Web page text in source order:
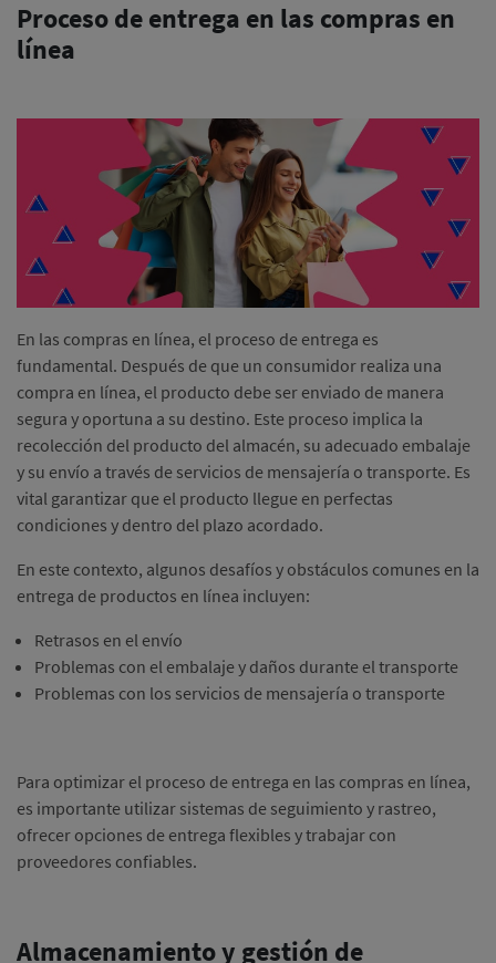
Proceso de entrega en las compras en
línea
En las compras en línea, el proceso de entrega es
fundamental. Después de que un consumidor realiza una
compra en línea, el producto debe ser enviado de manera
segura y oportuna a su destino. Este proceso implica la
recolección del producto del almacén, su adecuado embalaje
y su envío a través de servicios de mensajería o transporte. Es
vital garantizar que el producto llegue en perfectas
condiciones y dentro del plazo acordado.
En este contexto, algunos desafíos y obstáculos comunes en la
entrega de productos en línea incluyen:
Retrasos en el envío
Problemas con el embalaje y daños durante el transporte
Problemas con los servicios de mensajería o transporte
Para optimizar el proceso de entrega en las compras en línea,
es importante utilizar sistemas de seguimiento y rastreo,
ofrecer opciones de entrega flexibles y trabajar con
proveedores confiables.
Almacenamiento y gestión de